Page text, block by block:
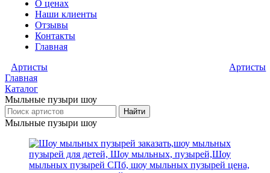
О ценах
Наши клиенты
Отзывы
Контакты
Главная
Артисты
Артисты
Главная
Каталог
Мыльные пузыри шоу
Найти
Мыльные пузыри шоу